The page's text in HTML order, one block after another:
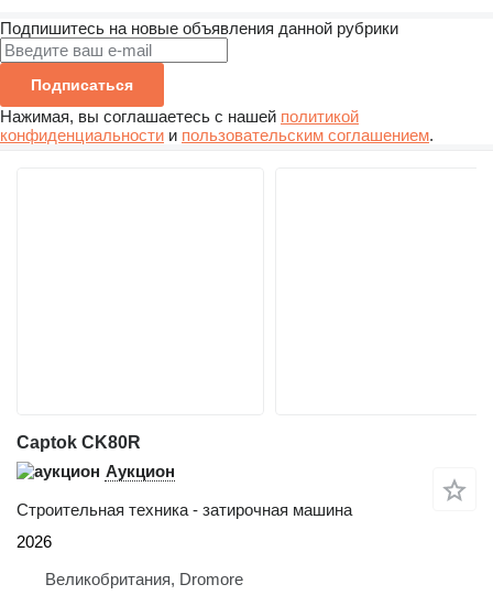
Подпишитесь на новые объявления данной рубрики
Подписаться
Нажимая, вы соглашаетесь с нашей политикой
конфиденциальности и пользовательским соглашением.
Captok CK80R
Аукцион
Строительная техника - затирочная машина
2026
Великобритания, Dromore